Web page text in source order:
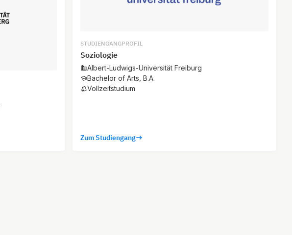
STUDIENGANGPROFIL
Soziologie
Albert-Ludwigs-Universität Freiburg
Bachelor of Arts, B.A.
Vollzeitstudium
Zum Studiengang